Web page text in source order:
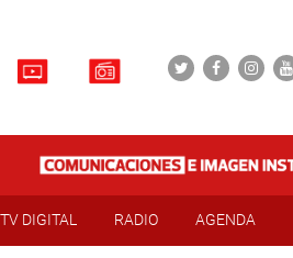
TV DIGITAL RADIO AGENDA